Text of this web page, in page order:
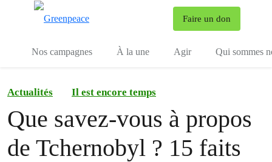
Faire un don
Nos campagnes À la une Agir Qui sommes
Actualités Il est encore temps
Que savez-vous à propos
de Tchernobyl ? 15 faits